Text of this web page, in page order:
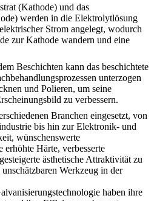
(Kathode) und das
werden in die Elektrolytlösung
Strom angelegt, wodurch
zur Kathode wandern und eine
Beschichten kann das beschichtete
unterzogen
und Polieren, um seine
zu verbessern.
Branchen eingesetzt, von
bis hin zur Elektronik- und
wünschenswerte
Härte, verbesserte
ästhetische Attraktivität zu
Werkzeug in der
haben ihre